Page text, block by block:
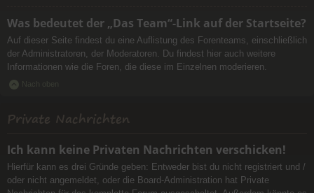
Was bedeutet der „Das Team“-Link auf der Startseite?
Auf dieser Seite findest du eine Auflistung des Forenteams, einschließlich
der Administratoren, der Moderatoren. Du findest hier auch weitere
Informationen wie die Foren, die diese im Einzelnen moderieren.
Nach oben
Private Nachrichten
Ich kann keine Privaten Nachrichten verschicken!
Hierfür kann es drei Gründe geben: Entweder bist du nicht registriert und /
oder nicht angemeldet, oder die Board-Administration hat Private